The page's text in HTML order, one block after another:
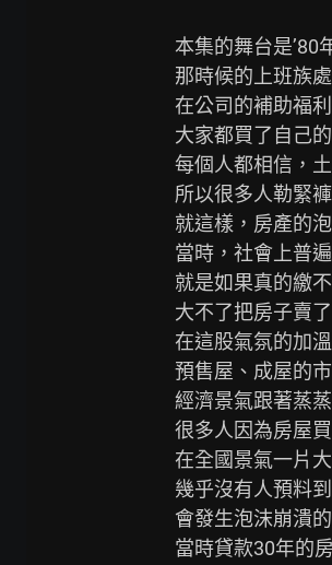
本集的舞台是’80
那時候的上班族
在公司的補助福利
大家都買了自己
每個人都相信，
所以很多人勒緊
就這樣，房產的
當時，社會上普
就是如果真的繳
大不了把房子賣
在這股氣氛的加溫
預售屋、成屋的
經濟景氣跟著蒸蒸
很多人因為房屋
在全國景氣一片
幾乎沒有人預料
會發生泡沫崩潰
當時貸款30年的